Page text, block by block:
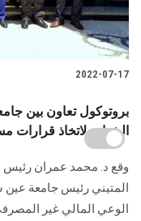
2022-07-17
بروتوكول تعاون بين
الشباب لاتخاذ قرارات
وقع د. محمد عمران رئيس
المتيني رئيس جامعة
الوعي المالي غير